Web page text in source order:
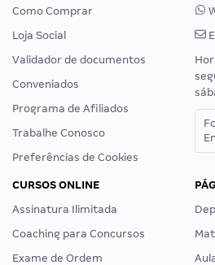
Como Comprar
Loja Social
Validador de documentos
Conveniados
Programa de Afiliados
Trabalhe Conosco
Preferências de Cookies
CURSOS ONLINE
Assinatura Ilimitada
Coaching para Concursos
Exame de Ordem